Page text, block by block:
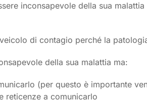
inconsapevole della sua malattia
di contagio perché la
della sua malattia ma:
(per questo è importante
reticenze a comunicarlo